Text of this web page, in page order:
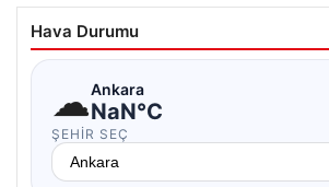
Hava Durumu
☁Ankara
NaN°C
ŞEHIR SEÇ